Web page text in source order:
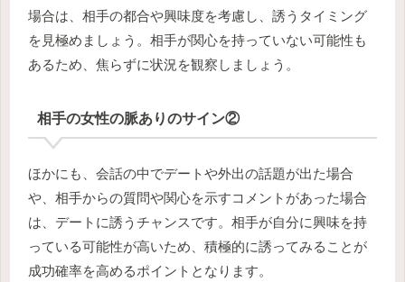
場合は、相手の都合や興味度を考慮し、誘うタイミング
を見極めましょう。相手が関心を持っていない可能性も
あるため、焦らずに状況を観察しましょう。
相手の女性の脈ありのサイン②
ほかにも、会話の中でデートや外出の話題が出た場合
や、相手からの質問や関心を示すコメントがあった場合
は、デートに誘うチャンスです。相手が自分に興味を持
っている可能性が高いため、積極的に誘ってみることが
成功確率を高めるポイントとなります。